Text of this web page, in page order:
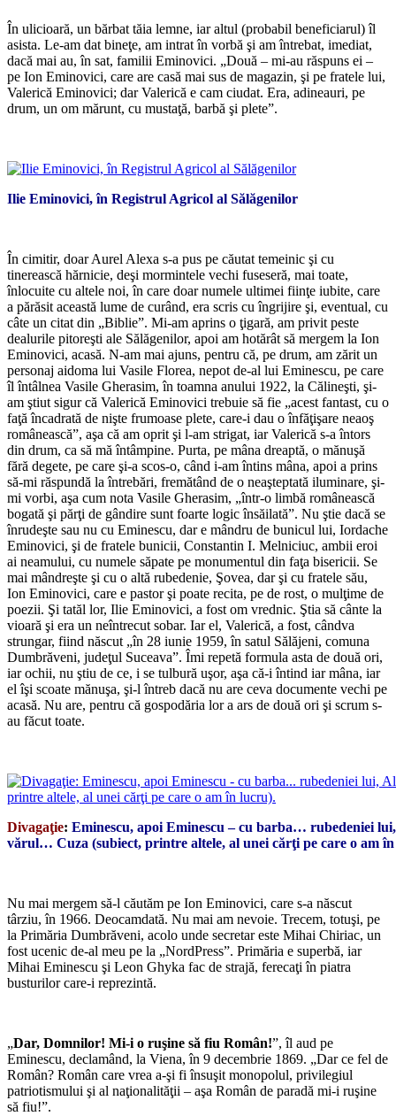
În ulicioară, un bărbat tăia lemne, iar altul (probabil beneficiarul) îl
asista. Le-am dat bineţe, am intrat în vorbă şi am întrebat, imediat,
dacă mai au, în sat, familii Eminovici. „Două – mi-au răspuns ei –
pe Ion Eminovici, care are casă mai sus de magazin, şi pe fratele lui,
Valerică Eminovici; dar Valerică e cam ciudat. Era, adineauri, pe
drum, un om mărunt, cu mustaţă, barbă şi plete”.
Ilie Eminovici, în Registrul Agricol al Sălăgenilor
În cimitir, doar Aurel Alexa s-a pus pe căutat temeinic şi cu
tinerească hărnicie, deşi mormintele vechi fuseseră, mai toate,
înlocuite cu altele noi, în care doar numele ultimei fiinţe iubite, care
a părăsit această lume de curând, era scris cu îngrijire şi, eventual, cu
câte un citat din „Biblie”. Mi-am aprins o ţigară, am privit peste
dealurile pitoreşti ale Sălăgenilor, apoi am hotărât să mergem la Ion
Eminovici, acasă. N-am mai ajuns, pentru că, pe drum, am zărit un
personaj aidoma lui Vasile Florea, nepot de-al lui Eminescu, pe care
îl întâlnea Vasile Gherasim, în toamna anului 1922, la Călineşti, şi-
am ştiut sigur că Valerică Eminovici trebuie să fie „acest fantast, cu o
faţă încadrată de nişte frumoase plete, care-i dau o înfăţişare neaoş
românească”, aşa că am oprit şi l-am strigat, iar Valerică s-a întors
din drum, ca să mă întâmpine. Purta, pe mâna dreaptă, o mănuşă
fără degete, pe care şi-a scos-o, când i-am întins mâna, apoi a prins
să-mi răspundă la întrebări, fremătând de o neaşteptată iluminare, şi-
mi vorbi, aşa cum nota Vasile Gherasim, „într-o limbă românească
bogată şi părţi de gândire sunt foarte logic însăilată”. Nu ştie dacă se
înrudeşte sau nu cu Eminescu, dar e mândru de bunicul lui, Iordache
Eminovici, şi de fratele bunicii, Constantin I. Melniciuc, ambii eroi
ai neamului, cu numele săpate pe monumentul din faţa bisericii. Se
mai mândreşte şi cu o altă rubedenie, Şovea, dar şi cu fratele său,
Ion Eminovici, care e pastor şi poate recita, pe de rost, o mulţime de
poezii. Şi tatăl lor, Ilie Eminovici, a fost om vrednic. Ştia să cânte la
vioară şi era un neîntrecut sobar. Iar el, Valerică, a fost, cândva
strungar, fiind născut „în 28 iunie 1959, în satul Sălăjeni, comuna
Dumbrăveni, judeţul Suceava”. Îmi repetă formula asta de două ori,
iar ochii, nu ştiu de ce, i se tulbură uşor, aşa că-i întind iar mâna, iar
el îşi scoate mănuşa, şi-l întreb dacă nu are ceva documente vechi pe
acasă. Nu are, pentru că gospodăria lor a ars de două ori şi scrum s-
au făcut toate.
Divagaţie: Eminescu, apoi Eminescu – cu barba… rubedeniei
vărul… Cuza (subiect, printre altele, al unei cărţi pe care o am
Nu mai mergem să-l căutăm pe Ion Eminovici, care s-a născut
târziu, în 1966. Deocamdată. Nu mai am nevoie. Trecem, totuşi, pe
la Primăria Dumbrăveni, acolo unde secretar este Mihai Chiriac, un
fost ucenic de-al meu pe la „NordPress”. Primăria e superbă, iar
Mihai Eminescu şi Leon Ghyka fac de strajă, ferecaţi în piatra
busturilor care-i reprezintă.
„Dar, Domnilor! Mi-i o ruşine să fiu Român!”, îl aud pe
Eminescu, declamând, la Viena, în 9 decembrie 1869. „Dar ce fel de
Român? Român care vrea a-şi fi însuşit monopolul, privilegiul
patriotismului şi al naţionalităţii – aşa Român de paradă mi-i ruşine
să fiu!”.